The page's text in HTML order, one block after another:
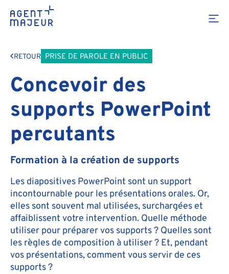
RETOUR PRISE DE PAROLE EN PUBLIC
Concevoir des
supports PowerPoint
percutants
Formation à la création de supports
Les diapositives PowerPoint sont un support
incontournable pour les présentations orales. Or,
elles sont souvent mal utilisées, surchargées et
affaiblissent votre intervention. Quelle méthode
utiliser pour préparer vos supports ? Quelles sont
les règles de composition à utiliser ? Et, pendant
vos présentations, comment vous servir de ces
supports ?